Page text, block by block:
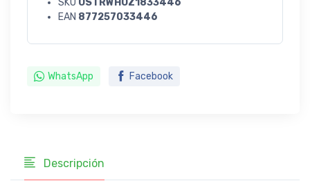
SKU OSTRWHOZ1833446
EAN 877257033446
WhatsApp Facebook
Descripción